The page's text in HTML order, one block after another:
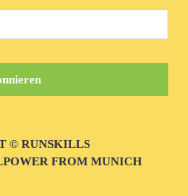
© RUNSKILLS
FROM MUNICH